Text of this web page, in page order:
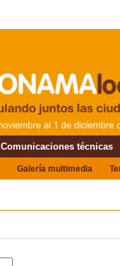
Comunicaciones técnicas
Galería multimedia